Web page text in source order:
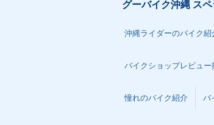
グーバイク沖縄 ス
沖縄ライダーのバイク紹
バイクショップレビュー
憧れのバイク紹介 バ